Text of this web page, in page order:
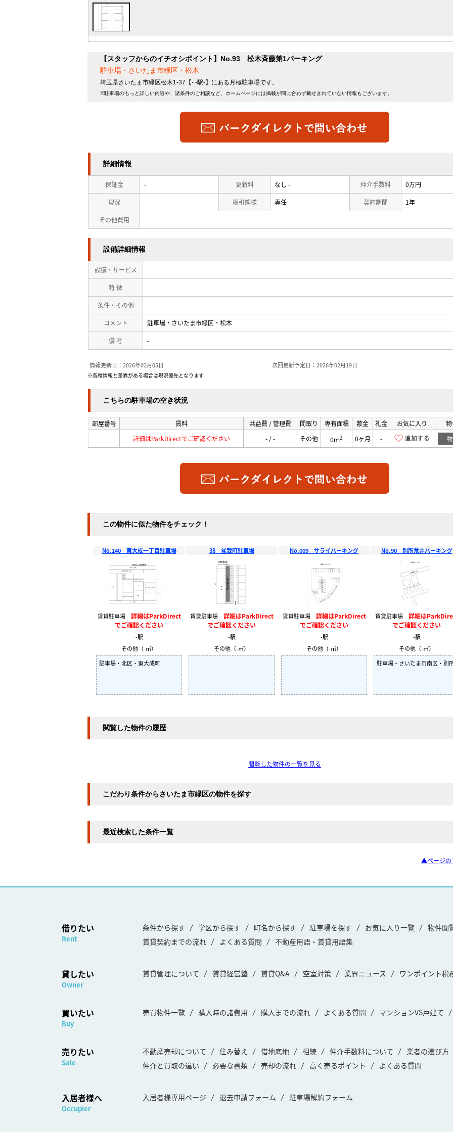
【スタッフからのイチオシポイント】No.93 松木斉藤第1パーキング
駐車場・さいたま市緑区・松木
埼玉県さいたま市緑区松木1-37【- -駅-】にある月極駐車場です。
※駐車場のもっと詳しい内容や、諸条件のご相談など、ホームページには掲載が間に合わず載せきれていない情報もございます。
詳細情報
保証金 - 更新料 なし - 仲介手数料 0万円
現況 取引態様 専任 契約期間 1年
その他費用
設備詳細情報
設備・サービス
特 徴
条件・その他
コメント 駐車場・さいたま市緑区・松木
備 考 -
情報更新日：2026年02月05日 次回更新予定日：2026年02月19日
※各種情報と差異がある場合は現況優先となります
こちらの駐車場の空き状況
部屋番号 賃料 共益費 / 管理費 間取り 専有面積 敷金 礼金 お気に入り
詳細はParkDirectでご確認ください
- / - その他 0ｍ2 0ヶ月 -
この物件に似た物件をチェック！
No.140 東大成一丁目駐車場
賃貸駐車場 詳細はParkDirect
でご確認ください
-駅
その他（-㎡）
駐車場・北区・東大成町
38 盆栽町駐車場
賃貸駐車場 詳細はParkDirect
でご確認ください
-駅
その他（-㎡）
No.009 サライパーキング
賃貸駐車場 詳細はParkDirect
でご確認ください
-駅
その他（-㎡）
No.90 別所荒井パーキング
賃貸駐車場 詳細は
でご確認ください
-駅
その他（-㎡）
駐車場・さいたま市南区・別
閲覧した物件の履歴
閲覧した物件の一覧を見る
こだわり条件からさいたま市緑区の物件を探す
最近検索した条件一覧
▲ページの
借りたい
Rent
条件から探す 学区から探す 町名から探す 駐車場を探す お気に入り一覧 物件閲
賃貸契約までの流れ
よくある質問 不動産用語・賃貸用語集
貸したい
Owner
賃貸管理について 賃貸経営塾 賃貸Q&A 空室対策 業界ニュース ワンポイント税
買いたい
Buy
売買物件一覧 購入時の諸費用 購入までの流れ よくある質問 マンションVS戸建て
売りたい
Sale
不動産売却について 住み替え 借地底地 相続 仲介手数料について 業者の選び方
仲介と買取の違い
必要な書類 売却の流れ 高く売るポイント よくある質問
入居者様へ
Occupier
入居者様専用ページ 退去申請フォーム 駐車場解約フォーム